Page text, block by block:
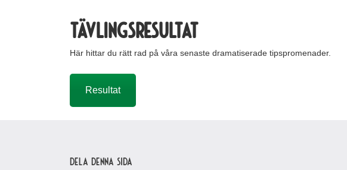
Tävlingsresultat
Här hittar du rätt rad på våra senaste dramatiserade tipspromenader.
Resultat
Dela denna sida